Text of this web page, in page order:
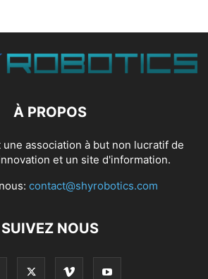
À PROPOS
une association à but non lucratif de
et un site d'information.
contact@shyrobotics.com
SUIVEZ NOUS